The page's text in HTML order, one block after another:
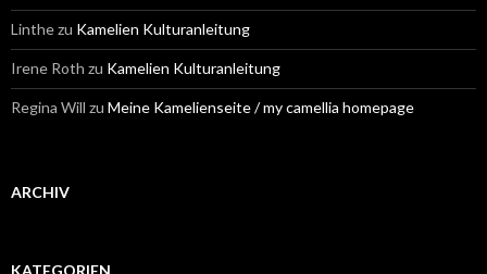
Linthezu Kamelien Kulturanleitung
Irene Roth zu Kamelien Kulturanleitung
Regina Will zu Meine Kamelienseite / my camellia homepage
ARCHIV
KATEGORIEN